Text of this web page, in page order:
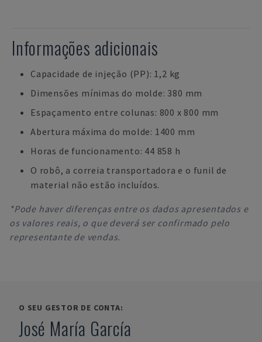
Informações adicionais
Capacidade de injeção (PP): 1,2 kg
Dimensões mínimas do molde: 380 mm
Espaçamento entre colunas: 800 x 800 mm
Abertura máxima do molde: 1400 mm
Horas de funcionamento: 44 858 h
O robô, a correia transportadora e o funil de
material não estão incluídos.
*Pode haver diferenças entre os dados apresentados e
os valores reais, o que deverá ser confirmado pelo
representante de vendas.
O SEU GESTOR DE CONTA:
José María García